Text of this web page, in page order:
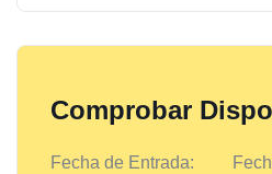
Comprobar
Fecha de Entrada: